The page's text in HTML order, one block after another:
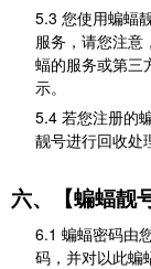
5.3 您使用蝙蝠
服务，请您注意
蝠的服务或第三
示。
5.4 若您注册的
靓号进行回收处
六、【蝙蝠靓
6.1 蝙蝠密码由
码，并对以此蝙